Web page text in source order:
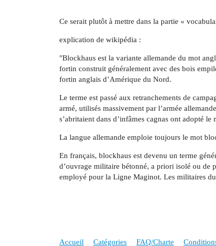
Ce serait plutôt à mettre dans la partie «
explication de wikipédia :
"Blockhaus est la variante allemande du mot
fortin construit généralement avec des bois
fortin anglais d’Amérique du Nord.
Le terme est passé aux retranchements de
armé, utilisés massivement par l’armée
s’abritaient dans d’infâmes cagnas ont adopté le
La langue allemande emploie toujours le mot
En français, blockhaus est devenu un terme
d’ouvrage militaire bétonné, a priori isolé ou de
employé pour la Ligne Maginot. Les militaires
Accueil Catégories FAQ/Charte